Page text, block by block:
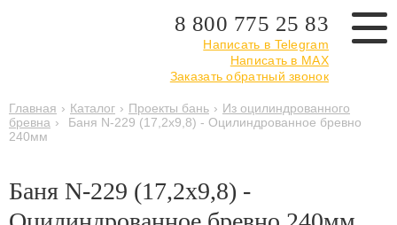
8 800 775 25 83
Написать в Telegram
Написать в MAX
Заказать обратный звонок
Главная › Каталог › Проекты бань › Из оцилиндрованного
бревна ›
Баня N-229 (17,2x9,8) - Оцилиндрованное бревно
240мм
Баня N-229 (17,2x9,8) -